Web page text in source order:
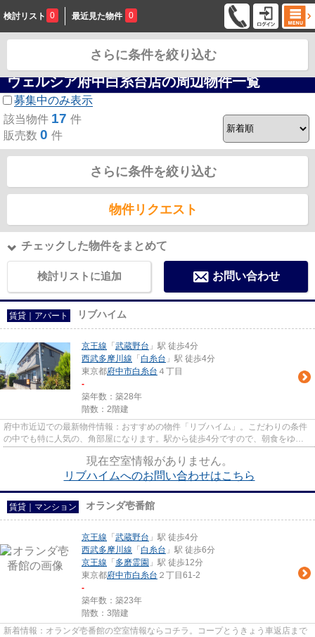
検討リスト 0 最近見た物件 0
ウェルシア府中白糸台店の周辺物件一覧
募集中のみ表示
該当物件 17 件
販売数 0 件
さらに条件を絞り込む
物件リクエスト
チェックした物件をまとめて
検討リストに追加 お問い合わせ
賃貸｜アパート リブハイム
京王線 「 武蔵野台 」駅 徒歩4分
西武多摩川線 「 白糸台 」駅 徒歩4分
東京都府中市白糸台 ４丁目
-
築年数：築28年
階数：2階建
府中市近辺での最新物件情報：おすすめの物件「リブハイム」。こだわりの条件
の中でも特に人気の、角部屋になります。駅から徒歩4分ですので、朝食をゆっ
現在空室情報がありません。
リブハイムへのお問い合わせはこちら
賃貸｜マンション オランダ壱番館
京王線 「 武蔵野台 」駅 徒歩4分
西武多摩川線 「 白糸台 」駅 徒歩6分
京王線 「 多磨霊園 」駅 徒歩12分
東京都府中市白糸台 ２丁目61-2
-
築年数：築23年
階数：3階建
新着情報：オランダ壱番館の空室情報ならコチラ。コープとうきょう車返店まで
さらに条件を絞り込む